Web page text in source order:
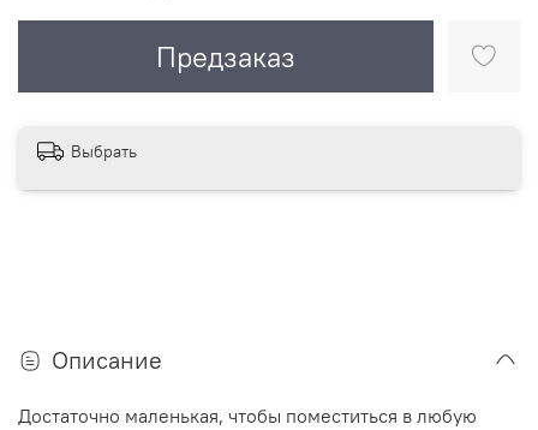
Предзаказ
Выбрать
Описание
Достаточно маленькая, чтобы поместиться в любую